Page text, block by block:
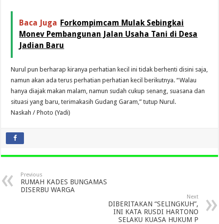
Baca Juga Forkompimcam Mulak Sebingkai
Monev Pembangunan Jalan Usaha Tani di Desa
Jadian Baru
Nurul pun berharap kiranya perhatian kecil ini tidak berhenti disini saja,
namun akan ada terus perhatian perhatian kecil berikutnya. “Walau
hanya diajak makan malam, namun sudah cukup senang, suasana dan
situasi yang baru, terimakasih Gudang Garam,” tutup Nurul.
Naskah / Photo (Yadi)
Previous
RUMAH KADES BUNGAMAS
DISERBU WARGA
Next
DIBERITAKAN “SELINGKUH”,
INI KATA RUSDI HARTONO
SELAKU KUASA HUKUM P